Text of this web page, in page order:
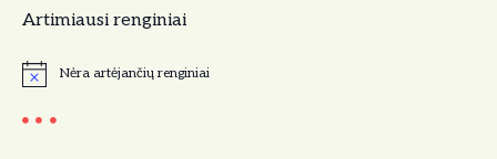
Artimiausi renginiai
N
t
Nėra artėjančių renginiai